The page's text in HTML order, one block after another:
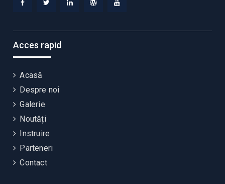
Acces rapid
Acasă
Despre noi
Galerie
Noutăți
Instruire
Parteneri
Contact